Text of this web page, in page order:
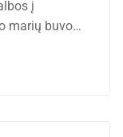
į
marių buvo…